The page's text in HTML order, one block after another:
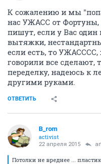
К сожалению и мы
нас УЖАСС от
пишут, если у Вас один
вытяжки,
если есть, то УЖАСССС,
говорили все сделают,
переделку, надеюсь к
другими руками.
ОТВЕТИТЬ
B_rom
activist
22 апреля 2015
Потолки не вреднее ...